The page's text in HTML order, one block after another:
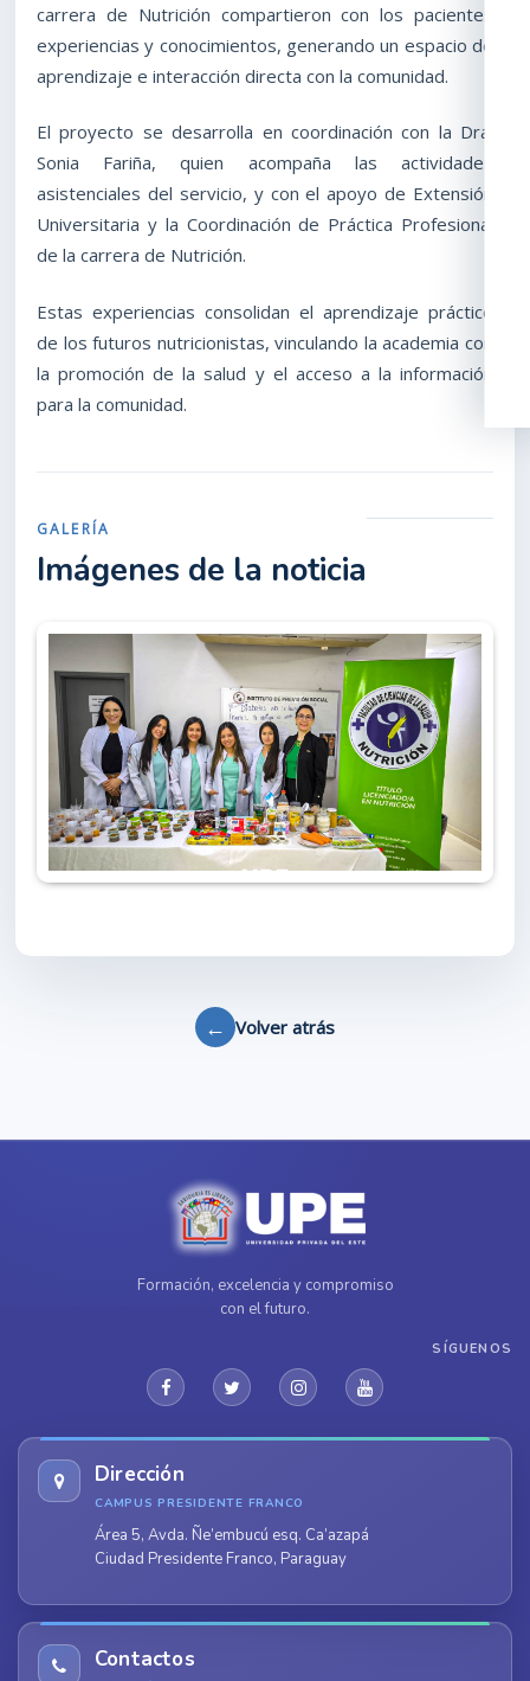
carrera de Nutrición compartieron con los pacientes
experiencias y conocimientos, generando un espacio de
aprendizaje e interacción directa con la comunidad.
El proyecto se desarrolla en coordinación con la Dra.
Sonia Fariña, quien acompaña las actividades
asistenciales del servicio, y con el apoyo de Extensión
Universitaria y la Coordinación de Práctica Profesional
de la carrera de Nutrición.
Estas experiencias consolidan el aprendizaje práctico
de los futuros nutricionistas, vinculando la academia con
la promoción de la salud y el acceso a la información
para la comunidad.
GALERÍA
Imágenes de la noticia
← Volver atrás
Formación, excelencia y compromiso
con el futuro.
SÍGUENOS
Dirección
CAMPUS PRESIDENTE FRANCO
Área 5, Avda. Ñe’embucú esq. Ca’azapá
Ciudad Presidente Franco, Paraguay
Contactos